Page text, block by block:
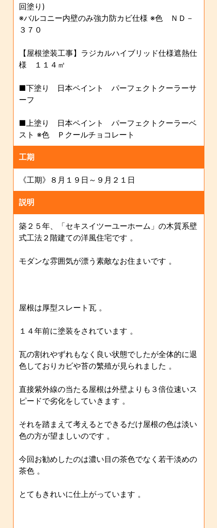
回塗り)
※バルコニー内壁のみ強力防カビ仕様 ※色 ＮＤ－
３７０
【屋根塗装工事】ラジカルハイブリッド仕様遮熱仕
様 １１４㎡
■下塗り 日本ペイント パーフェクトクーラーサ
ーフ
■上塗り 日本ペイント パーフェクトクーラーベ
スト ※色 Ｐクールチョコレート
工期
《工期》８月１９日～９月２１日
説明
築２５年、「セキスイツーユーホーム」の木質系壁
式工法２階建ての洋風住宅です 。
モダンな雰囲気が漂う素敵なお住まいです 。
屋根は厚型スレート瓦 。
１４年前に塗装をされています 。
瓦の割れやずれもなく良い状態でしたが全体的に退
色しておりカビや苔の繁殖が見られました 。
直接紫外線の当たる屋根は外壁よりも３倍位速いス
ピードで劣化をしていきます 。
それを踏まえて考えるとできるだけ屋根の色は淡い
色の方が望ましいのです 。
今回お勧めしたのは濃い目の茶色でなく若干淡めの
茶色 。
とてもきれいに仕上がっています 。